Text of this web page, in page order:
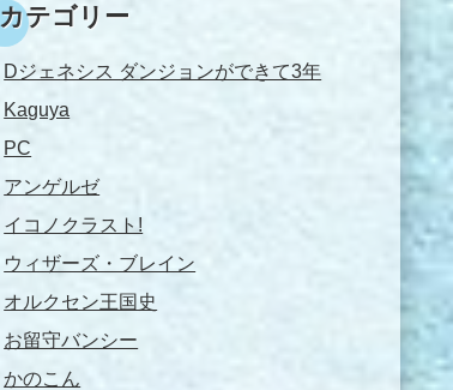
カテゴリー
Dジェネシス ダンジョンができて3年
Kaguya
PC
アンゲルゼ
イコノクラスト!
ウィザーズ・ブレイン
オルクセン王国史
お留守バンシー
かのこん